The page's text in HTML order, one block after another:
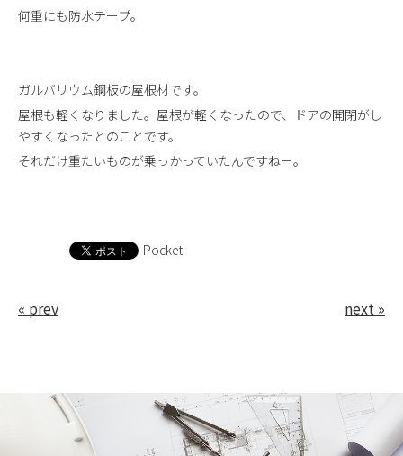
何重にも防水テープ。
ガルバリウム鋼板の屋根材です。
屋根も軽くなりました。屋根が軽くなったので、ドアの開閉がし
やすくなったとのことです。
それだけ重たいものが乗っかっていたんですねー。
Pocket
« prev next »